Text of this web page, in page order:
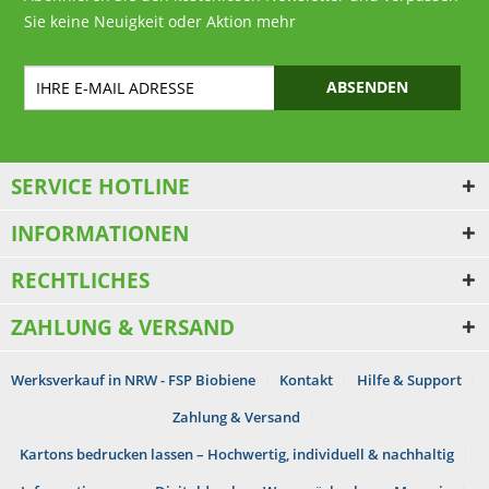
Sie keine Neuigkeit oder Aktion mehr
ABSENDEN
SERVICE HOTLINE
INFORMATIONEN
RECHTLICHES
ZAHLUNG & VERSAND
Werksverkauf in NRW - FSP Biobiene Kontakt
Hilfe & Support
Zahlung & Versand
Kartons bedrucken lassen – Hochwertig, individuell & nachhaltig